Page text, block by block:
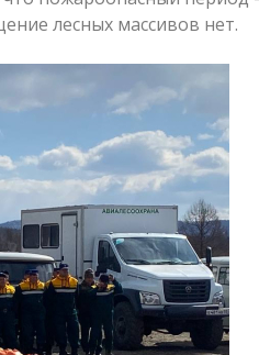
лесных массивов нет.